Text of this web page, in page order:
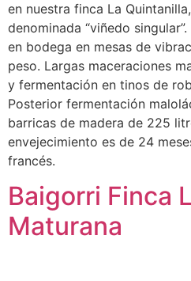
en nuestra finca La
denominada “viñedo
en bodega en mesas de
peso. Largas maceraciones
y fermentación en tinos de
Posterior fermentación
barricas de madera de 225
envejecimiento es de 24
francés.
Baigorri Finca
Maturana